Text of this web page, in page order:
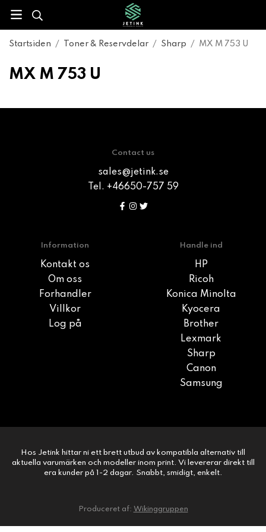
Startsiden / Toner & Reservdelar / Sharp / MX M 753 U
MX M 753 U
Contact us
sales@jetink.se
Tel. +46650-757 59
Information
Kontakt os
Om oss
Forhandler
Villkor
Log på
Handle ind
HP
Ricoh
Konica Minolta
Kyocera
Brother
Lexmark
Sharp
Canon
Samsung
Hos Jetink hittar ni ett brett utbud av kompatibla alternativ till
aktuella varumärken och modeller inom print. Vi levererar direkt till
era kunder på 1-2 dagar. Snabbt, smidigt, enkelt.
Produceret af: Wikinggruppen